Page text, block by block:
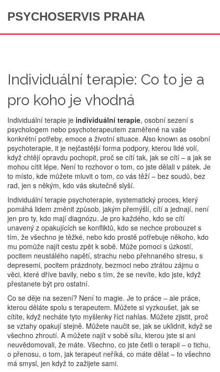
PSYCHOSERVIS PRAHA
Individuální terapie: Co to je a
pro koho je vhodná
Individuální terapie je individuální terapie, osobní sezení s
psychologem nebo psychoterapeutem zaměřené na vaše
konkrétní potřeby, emoce a životní situace. Also known as osobní
psychoterapie, it je nejčastější forma podpory, kterou lidé volí,
když chtějí opravdu pochopit, proč se cítí tak, jak se cítí – a jak se
mohou cítit lépe. Není to rozhovor o tom, co jste dělali v pátek. Je
to místo, kde můžete mluvit o tom, co vás těží – bez soudů, bez
rad, jen s někým, kdo vás skutečně slyší.
Individuální terapie psychoterapie, systematický proces, který
pomáhá lidem změnit způsob, jakým přemýšlí, cítí a jednají, není
jen pro ty, kdo mají diagnózu. Je pro každého, kdo se cítí
unavený z opakujících se konfliktů, kdo se nechce probouzet s
tím, že všechno je těžké, nebo kdo prostě potřebuje někoho, kdo
mu pomůže najít cestu zpět k sobě. Může pomoci s úzkostí,
pocitem neustálého napětí, strachu nebo přehnaného stresu, s
depresemi, pocitem prázdnoty, bezmoci nebo ztrátou zájmu o
věci, které dříve bavily, nebo s tím, že se nevíte, kdo jste, když
přestanete být pro ostatní.
Co se děje na sezení? Není to magie. Je to práce – ale práce,
kterou děláte spolu s terapeutem. Můžete si vyzkoušet, jak se
cítíte, když necháte tyto myšlenky říct nahlas. Můžete zjistit, proč
se vztahy opakují stejně. Můžete naučit se, jak se uklidnit, když se
všechno zhroutí. A můžete najít v sobě sílu, kterou jste si ani
neuvědomovali, že máte. Všechno, co jste četli o terapii – o tichu,
o přenosu, o tom, jak terapeut neříká, co máte dělat – to všechno
má smysl, jen když to zažijete sami.